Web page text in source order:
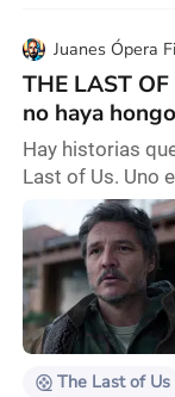
Juanes Ópera
THE LAST
no haya
Hay historias
Last of Us. Uno
encontrar con
pocos capítulos
realmente estás
sobre el amor
primario. Sobre
rompe —y lo
The Last of Us